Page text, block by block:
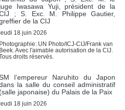
juge Iwasawa Yuji, président de la
; S. Exc. M. Philippe Gautier,
de la CIJ
18 juin 2026
Photographie: UN Photo/ICJ-CIJ/Frank van
Beek. Avec l'aimable autorisation de la CIJ.
droits réservés.
l’empereur Naruhito du Japon
la salle du conseil administratif
(salle japonaise) du Palais de la Paix
18 juin 2026